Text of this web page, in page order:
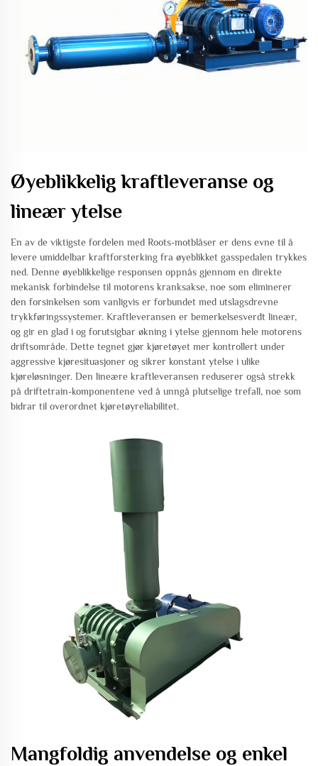
Øyeblikkelig kraftleveranse og
lineær ytelse
En av de viktigste fordelen med Roots-motblåser er dens evne til å
levere umiddelbar kraftforsterking fra øyeblikket gasspedalen trykkes
ned. Denne øyeblikkelige responsen oppnås gjennom en direkte
mekanisk forbindelse til motorens kranksakse, noe som eliminerer
den forsinkelsen som vanligvis er forbundet med utslagsdrevne
trykkføringssystemer. Kraftleveransen er bemerkelsesverdt lineær,
og gir en glad i og forutsigbar økning i ytelse gjennom hele motorens
driftsområde. Dette tegnet gjør kjøretøyet mer kontrollert under
aggressive kjøresituasjoner og sikrer konstant ytelse i ulike
kjøreløsninger. Den lineære kraftleveransen reduserer også strekk
på driftetrain-komponentene ved å unngå plutselige trefall, noe som
bidrar til overordnet kjøretøyreliabilitet.
Mangfoldig anvendelse og enkel